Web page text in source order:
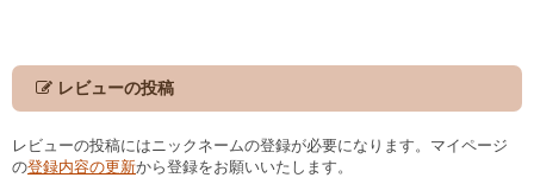
レビューの投稿
レビューの投稿にはニックネームの登録が必要になります。マイページ
の登録内容の更新から登録をお願いいたします。